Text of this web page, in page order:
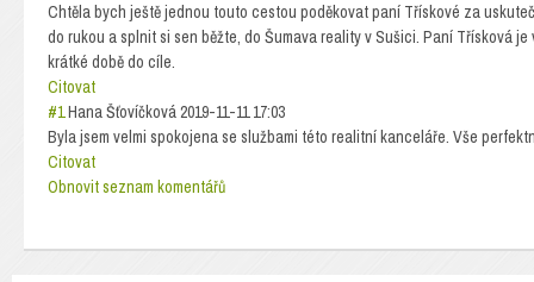
Chtěla bych ještě jednou touto cestou poděkovat paní Třískové za
do rukou a splnit si sen běžte, do Šumava reality v Sušici. Paní Třísková
krátké době do cíle.
Citovat
#1Hana Šťovíčková2019-11-11 17:03
Byla jsem velmi spokojena se službami této realitní kanceláře. Vše
Citovat
Obnovit seznam komentářů